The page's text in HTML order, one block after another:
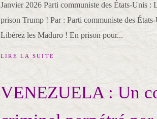
Janvier 2026 Parti communiste des États-Unis :
prison Trump ! Par : Parti communiste des
Libérez les Maduro ! En prison pour...
LIRE LA SUITE
VENEZUELA : Un